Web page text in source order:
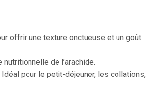
offrir une texture onctueuse et un goût
de l’arachide.
pour le petit-déjeuner, les collations,